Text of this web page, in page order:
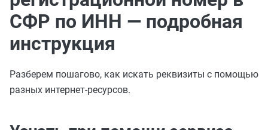
СФР по ИНН — подробная
инструкция
Разберем пошагово, как искать реквизиты с помощью
разных интернет-ресурсов.